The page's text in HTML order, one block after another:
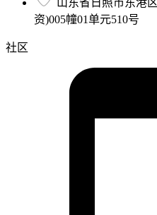
山东省日照市东港
资)005幢01单元510号
社区